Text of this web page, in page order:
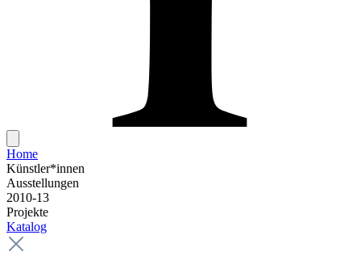
Home
Künstler*innen
Ausstellungen
2010-13
Projekte
Katalog